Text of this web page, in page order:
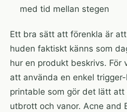
med tid mellan stegen
Ett bra sätt att förenkla är
huden faktiskt känns som
hur en produkt beskrivs. För
att använda en enkel
printable som gör det lätt att
utbrott och vanor. Acne and